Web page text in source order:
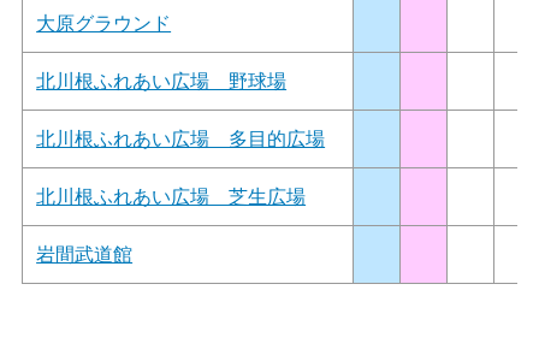
大原グラウンド
北川根ふれあい広場 野球場
北川根ふれあい広場 多目的広場
北川根ふれあい広場 芝生広場
岩間武道館